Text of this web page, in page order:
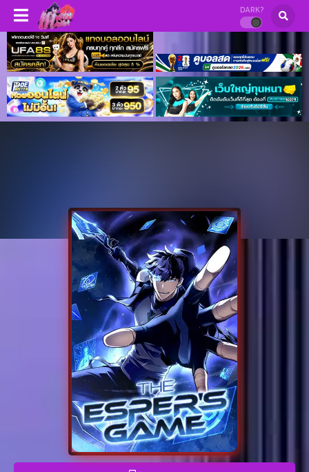
DARK?